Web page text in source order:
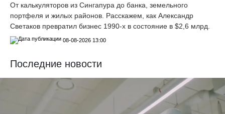
От калькуляторов из Сингапура до банка, земельного
портфеля и жилых районов. Расскажем, как Александр
Светаков превратил бизнес 1990-х в состояние в $2,6 млрд.
08-08-2026 13:00
Последние новости